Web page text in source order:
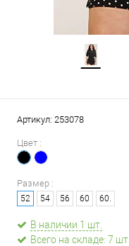
Артикул: 253078
Цвет :
Размер :
52 54 56 60 60.
В наличии 1 шт.
Всего на складе: 7 шт.